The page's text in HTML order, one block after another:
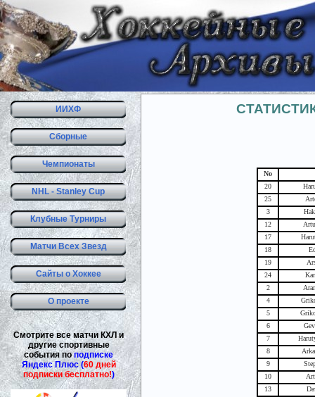
ИИХФ
Сборные
Чемпионаты
NHL - Stanley Cup
Клубные Турниры
Матчи Всех Звезд
Сайты о Хоккее
О проекте
Смотрите все матчи КХЛ и
другие спортивные
события поподписке
Яндекс Плюс (60 дней
подписки бесплатно!)
No
20
25
3
12
17
18
19
24
2
4
5
6
7
8
9
10
13